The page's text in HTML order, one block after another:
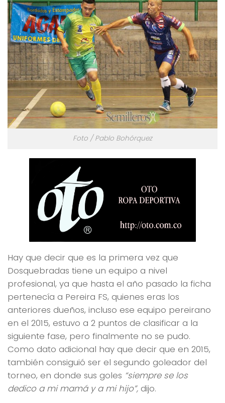
Foto / Pablo Bohórquez
Hay que decir que es la primera vez que
Dosquebradas tiene un equipo a nivel
profesional, ya que hasta el año pasado la ficha
pertenecía a Pereira FS, quienes eras los
anteriores dueños, incluso ese equipo pereirano
en el 2015, estuvo a 2 puntos de clasificar a la
siguiente fase, pero finalmente no se pudo.
Como dato adicional hay que decir que en 2015,
también consiguió ser el segundo goleador del
torneo, en donde sus goles “siempre se los
dedico a mi mamá y a mi hijo”, dijo.